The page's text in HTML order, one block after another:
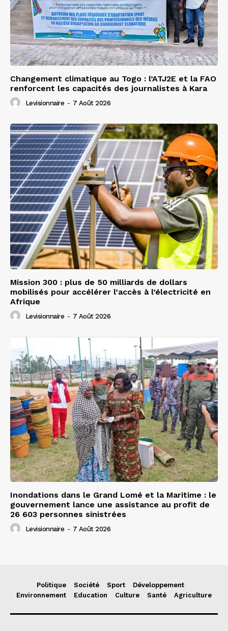
Changement climatique au Togo : l’ATJ2E et la FAO
renforcent les capacités des journalistes à Kara
Levisionnaire - 7 Août 2026
Mission 300 : plus de 50 milliards de dollars
mobilisés pour accélérer l’accès à l’électricité en
Afrique
Levisionnaire - 7 Août 2026
Inondations dans le Grand Lomé et la Maritime : le
gouvernement lance une assistance au profit de
26 603 personnes sinistrées
Levisionnaire - 7 Août 2026
Politique Société Sport
Développement
Environnement
Education Culture Santé Agriculture